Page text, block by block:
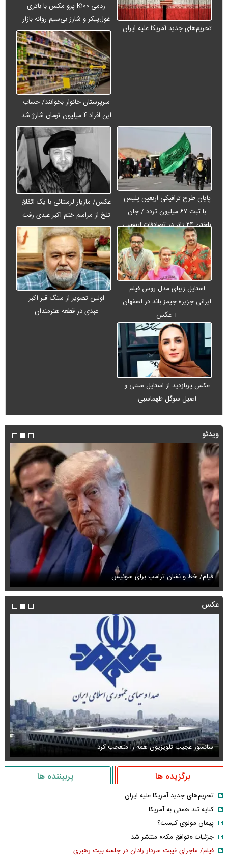
تحریم‌های جدید آمریکا علیه ایران
ردمی K۱۰۰ پرو مکس با باتری
غول‌پیکر و شارژ بی‌سیم روانه بازار
می‌شود
سرپرستان خانوار بخوانند/ حساب
این افراد ۴ میلیون تومان شارژ شد
پایان طرح ترافیکی اربعین پلیس
با ثبت ۶۷ میلیون تردد / جان
باختن ۲۴ زائر در تصادفات اربعینی
عکس/ مازیار لرستانی با یک اتفاق
تلخ از مراسم ختم اکبر عبدی رفت
استایل زیبای مدل روس فیلم
ایرانی جزیره جیمز باند در اصفهان
+ عکس
اولین تصویر از سنگ قبر اکبر
عبدی در قطعه هنرمندان
عکس پربازدید از استایل سنتی و
اصیل سوگل طهماسبی
ویدئو
فیلم/ خط و نشان ترامپ برای سوئیس
عکس
سانسور عجیب تلویزیون همه را متعجب کرد
برگزیده ها پربیننده ها
تحریم‌های جدید آمریکا علیه ایران
کنایه تند همتی به آمریکا
پیمان مولوی کیست؟
جزئیات «توافق مکه» منتشر شد
فیلم/ ماجرای غیبت سردار رادان در جلسه بیت رهبری